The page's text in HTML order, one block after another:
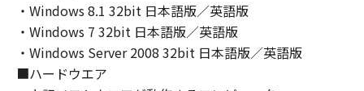
４．所有権
「本ソフトウェア」に係る権原および所有権
は、その内容によりキヤノンまたはキヤノンの
ライセンサーに帰属します。
・Windows 8.1 32bit 日本語版／英語版
・Windows 7 32bit 日本語版／英語版
・Windows Server 2008 32bit 日本語版／英語版
■ハードウエア